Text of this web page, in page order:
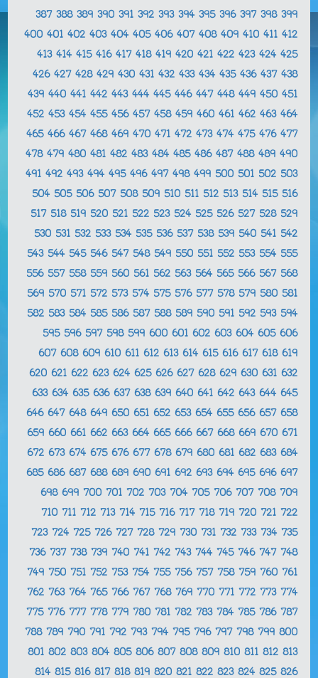
387 388 389 390 391 392 393 394 395 396 397 398 399
400 401 402 403 404 405 406 407 408 409 410 411 412
413 414 415 416 417 418 419 420 421 422 423 424 425
426 427 428 429 430 431 432 433 434 435 436 437 438
439 440 441 442 443 444 445 446 447 448 449 450 451
452 453 454 455 456 457 458 459 460 461 462 463 464
465 466 467 468 469 470 471 472 473 474 475 476 477
478 479 480 481 482 483 484 485 486 487 488 489 490
491 492 493 494 495 496 497 498 499 500 501 502 503
504 505 506 507 508 509 510 511 512 513 514 515 516
517 518 519 520 521 522 523 524 525 526 527 528 529
530 531 532 533 534 535 536 537 538 539 540 541 542
543 544 545 546 547 548 549 550 551 552 553 554 555
556 557 558 559 560 561 562 563 564 565 566 567 568
569 570 571 572 573 574 575 576 577 578 579 580 581
582 583 584 585 586 587 588 589 590 591 592 593 594
595 596 597 598 599 600 601 602 603 604 605 606
607 608 609 610 611 612 613 614 615 616 617 618 619
620 621 622 623 624 625 626 627 628 629 630 631 632
633 634 635 636 637 638 639 640 641 642 643 644 645
646 647 648 649 650 651 652 653 654 655 656 657 658
659 660 661 662 663 664 665 666 667 668 669 670 671
672 673 674 675 676 677 678 679 680 681 682 683 684
685 686 687 688 689 690 691 692 693 694 695 696 697
698 699 700 701 702 703 704 705 706 707 708 709
710 711 712 713 714 715 716 717 718 719 720 721 722
723 724 725 726 727 728 729 730 731 732 733 734 735
736 737 738 739 740 741 742 743 744 745 746 747 748
749 750 751 752 753 754 755 756 757 758 759 760 761
762 763 764 765 766 767 768 769 770 771 772 773 774
775 776 777 778 779 780 781 782 783 784 785 786 787
788 789 790 791 792 793 794 795 796 797 798 799 800
801 802 803 804 805 806 807 808 809 810 811 812 813
814 815 816 817 818 819 820 821 822 823 824 825 826